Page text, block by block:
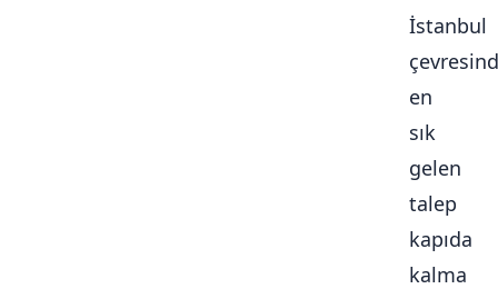
İstanbul
en
sık
gelen
talep
kapıda
kalma